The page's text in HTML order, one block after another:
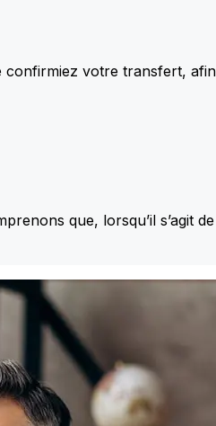
confirmiez votre transfert,
que, lorsqu’il s’agit